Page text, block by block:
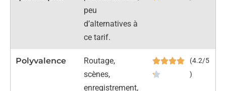
peu
d’alternatives à
ce tarif.
Polyvalence
Routage,
scènes,
enregistrement,
(4.2/5
)